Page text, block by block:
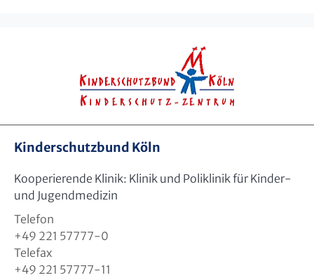
Kinderschutzbund Köln
Kooperierende Klinik: Klinik und Poliklinik für Kinder-
und Jugendmedizin
Telefon
+49 221 57777-0
Telefax
+49 221 57777-11